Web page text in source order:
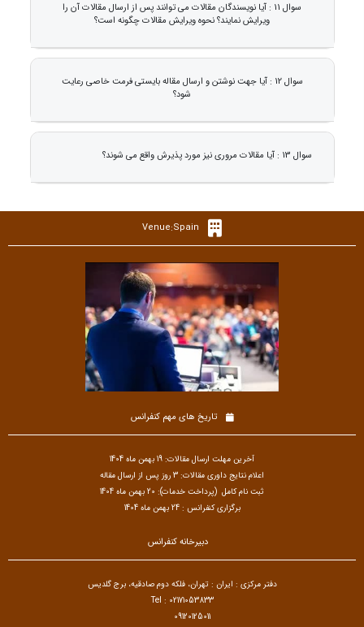
سوال 11 : آیا نویسندگان مقالات می توانند پس از ارسال مقالات آن را
ویرایش نمایند؟ نحوه ویرایش مقالات چگونه است؟
سوال 12 : آیا جهت نوشتن و ارسال مقاله بایستی فرمت خاصی رعایت
شود؟
سوال 13 : آیا مقالات مروری نیز مورد پذیرش واقع می شوند؟
Venue:Spain
تاریخ های مهم کنفرانس
آخرین مهلت ارسال مقالات: 19 بهمن ماه 1404
اعلام نتایج داوری مقالات: 3 روز پس از ارسال مقاله
ثبت نام کامل (پرداخت خدمات): 20 بهمن ماه 1404
برگزاری کنفرانس : 24 بهمن ماه 1404
دبیرخانه کنفرانس
دفتر مرکزی : ایران : تهران، فلکه دوم صادقیه، برج گلدیس
Tel : 02171053833
09120125011